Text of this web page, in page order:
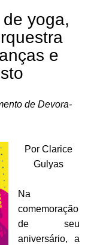
yoga,
e
de Devora-
Por Clarice
Gulyas
Na
comemoração
de seu
aniversário, a